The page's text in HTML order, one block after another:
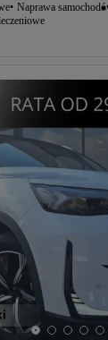
Naprawa